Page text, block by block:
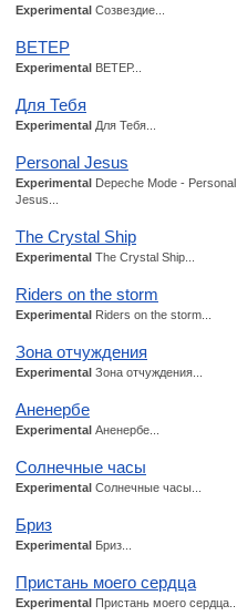
Experimental Созвездие...
ВЕТЕР
Experimental ВЕТЕР...
Для Тебя
Experimental Для Тебя...
Personal Jesus
Experimental Depeche Mode - Personal
Jesus...
The Crystal Ship
Experimental The Crystal Ship...
Riders on the storm
Experimental Riders on the storm...
Зона отчуждения
Experimental Зона отчуждения...
Аненербе
Experimental Аненербе...
Солнечные часы
Experimental Солнечные часы...
Бриз
Experimental Бриз...
Пристань моего сердца
Experimental Пристань моего сердца...